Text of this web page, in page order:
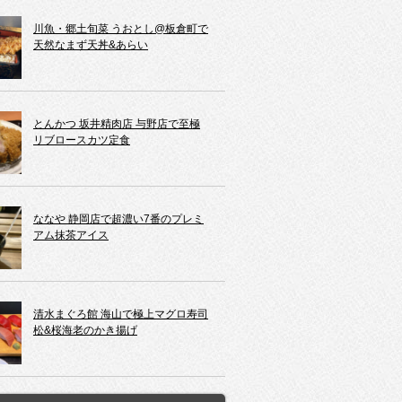
川魚・郷土旬菜 うおとし@板倉町で
天然なまず天丼&あらい
とんかつ 坂井精肉店 与野店で至極
リブロースカツ定食
ななや 静岡店で超濃い7番のプレミ
アム抹茶アイス
清水まぐろ館 海山で極上マグロ寿司
松&桜海老のかき揚げ